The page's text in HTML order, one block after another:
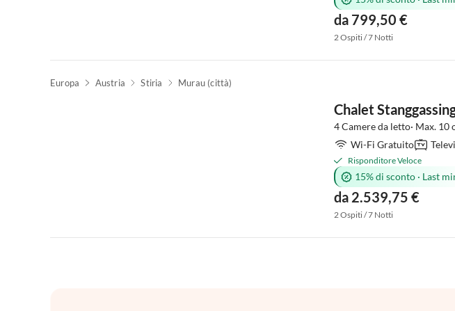
da 799,50 €
2 Ospiti / 7 Notti
Europa Austria Stiria Murau (città)
Chalet
4 Camere da letto· Max. 10
Wi-Fi Gratuito
Risponditore Veloce
15% di sconto · Last
da 2.539,75 €
2 Ospiti / 7 Notti